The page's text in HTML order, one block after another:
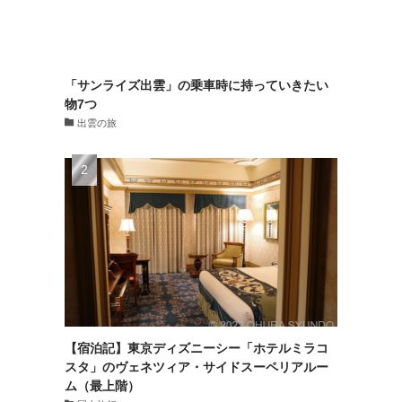
「サンライズ出雲」の乗車時に持っていきたい
物7つ
出雲の旅
【宿泊記】東京ディズニーシー「ホテルミラコ
スタ」のヴェネツィア・サイドスーペリアルー
ム（最上階）